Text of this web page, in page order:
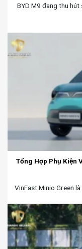
BYD M9 đang thu
Tổng Hợp Phụ Kiện
VinFast Minio Green